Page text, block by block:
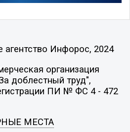
Инфорос, 2024
организация
доблестный труд",
ПИ № ФС 4 - 472
МЕСТА